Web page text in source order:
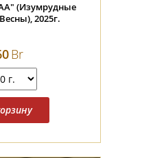
(Изумрудные
2025г.
Br